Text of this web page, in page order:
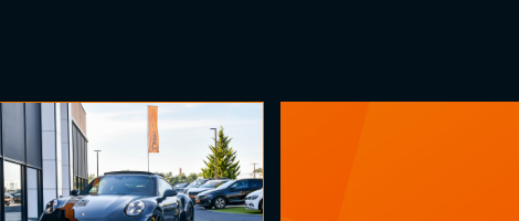
Volant multifonctions